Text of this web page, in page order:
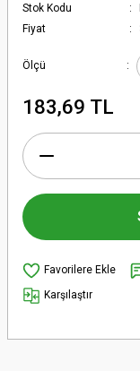
Stok Kodu
Fiyat
Ölçü
183,69 TL
Karşılaştır